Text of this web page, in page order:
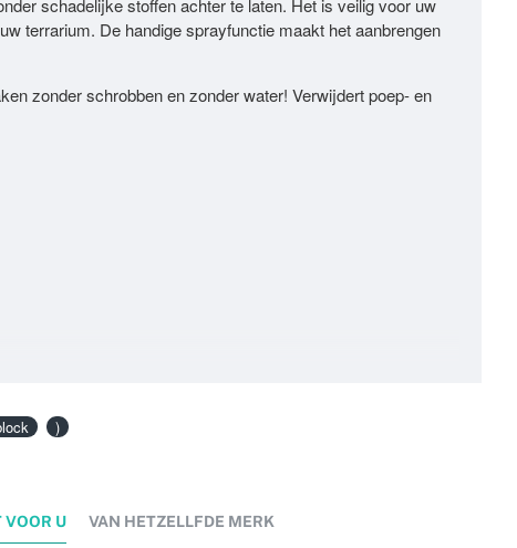
schadelijke stoffen achter te laten. Het is veilig voor uw
terrarium. De handige sprayfunctie maakt het aanbrengen
zonder schrobben en zonder water! Verwijdert poep- en
)
VOOR U VAN HETZELLFDE MERK